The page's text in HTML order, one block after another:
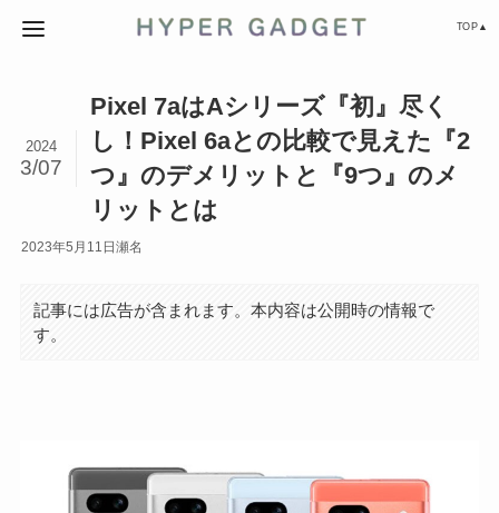
TOP▲
Pixel 7aはAシリーズ『初』尽く
し！Pixel 6aとの比較で見えた『2
つ』のデメリットと『9つ』のメ
リットとは
2024
3/07
2023年5月11日 瀬名
記事には広告が含まれます。本内容は公開時の情報で
す。